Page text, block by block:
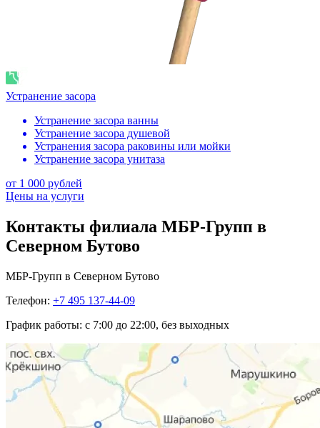
Устранение засора
Устранение засора ванны
Устранение засора душевой
Устранения засора раковины или мойки
Устранение засора унитаза
от 1 000 рублей
Цены на услуги
Контакты филиала МБР-Групп в
Северном Бутово
МБР-Групп в Северном Бутово
Телефон: +7 495 137-44-09
График работы: с 7:00 до 22:00, без выходных